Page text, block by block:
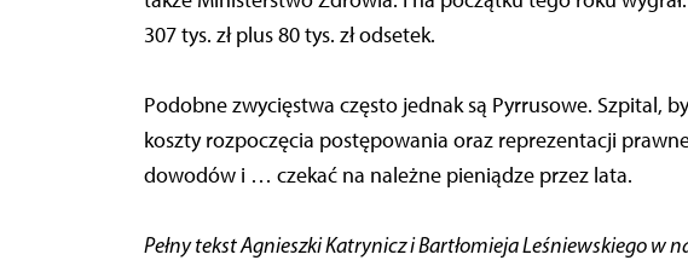
307 tys. zł plus 80 tys. zł odsetek.
Podobne zwycięstwa często jednak są Pyrrusowe. Szpital,
koszty rozpoczęcia postępowania oraz reprezentacji
dowodów i … czekać na należne pieniądze przez lata.
Pełny tekst Agnieszki Katrynicz i Bartłomieja Leśniewskiego w